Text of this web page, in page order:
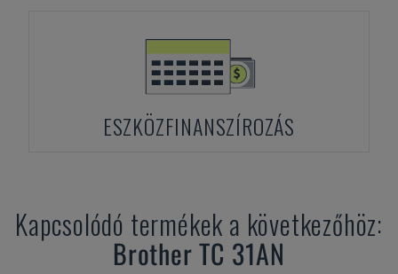
ESZKÖZFINANSZÍROZÁS
Kapcsolódó termékek a következőhöz:
BrotherTC 31AN